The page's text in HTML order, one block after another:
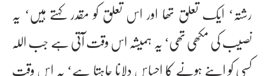
رشتہ‘ ایک تعلق تھا اور اس تعلق کو مقدر کہتے ہیں‘ یہ
نصیب کی مکھی تھی‘ یہ ہمیشہ اس وقت آتی ہے جب اللہ